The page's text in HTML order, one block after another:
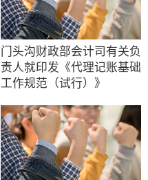
门头沟财政部会计司有关负
责人就印发《代理记账基础
工作规范（试行）》